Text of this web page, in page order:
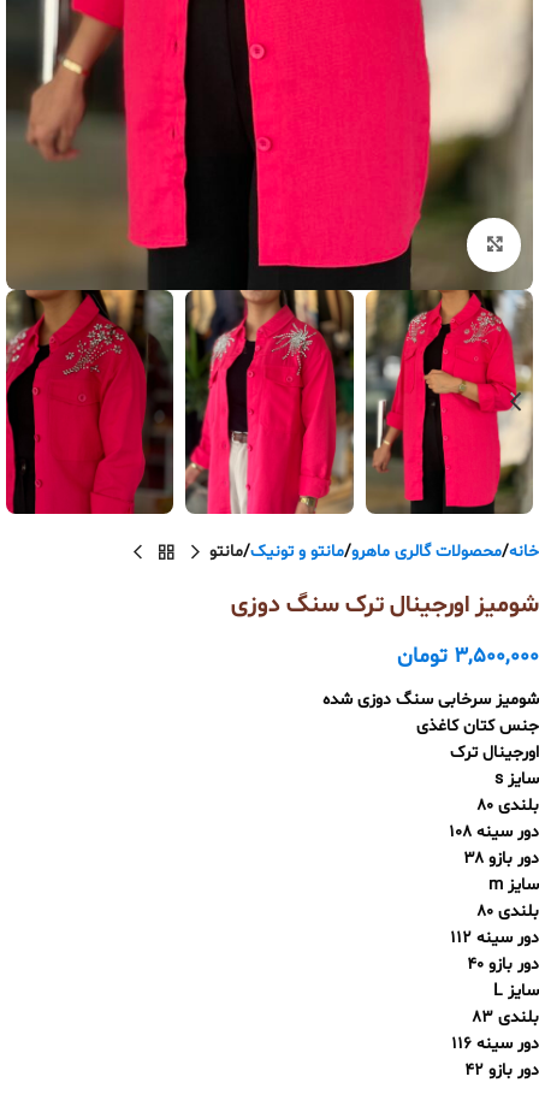
بزرگنمایی تصویر
خانه محصولات گالری ماهرو مانتو و تونیک مانتو
شومیز اورجینال ترک سنگ دوزی
3,500,000 تومان
شومیز سرخابی سنگ دوزی شده
جنس کتان کاغذی
اورجینال ترک
سایز s
بلندی ۸۰
دور سینه ۱۰۸
دور بازو ۳۸
سایز m
بلندی ۸۰
دور سینه ۱۱۲
دور بازو ۴۰
سایز L
بلندی ۸۳
دور سینه ۱۱۶
دور بازو ۴۲